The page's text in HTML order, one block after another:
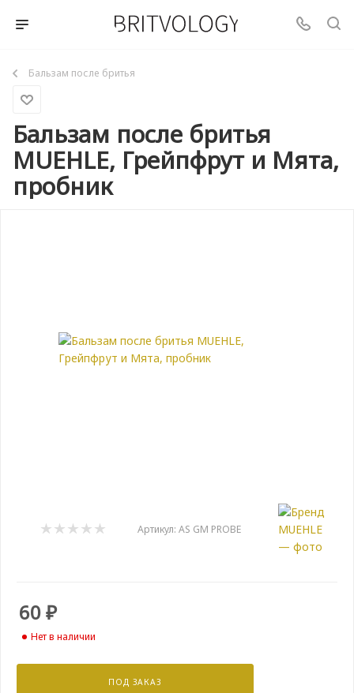
Бальзам после бритья
Бальзам после бритья
MUEHLE, Грейпфрут и Мята,
пробник
Артикул: AS GM PROBE
60₽
Нет в наличии
ПОД ЗАКАЗ